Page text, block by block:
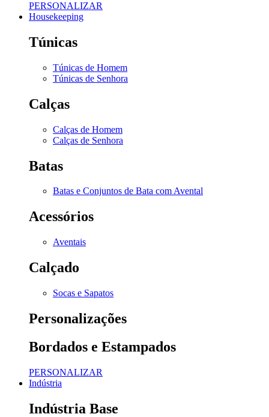
PERSONALIZAR
Housekeeping
Túnicas
Túnicas de Homem
Túnicas de Senhora
Calças
Calças de Homem
Calças de Senhora
Batas
Batas e Conjuntos de Bata com Avental
Acessórios
Aventais
Calçado
Socas e Sapatos
Personalizações
Bordados e Estampados
PERSONALIZAR
Indústria
Indústria Base